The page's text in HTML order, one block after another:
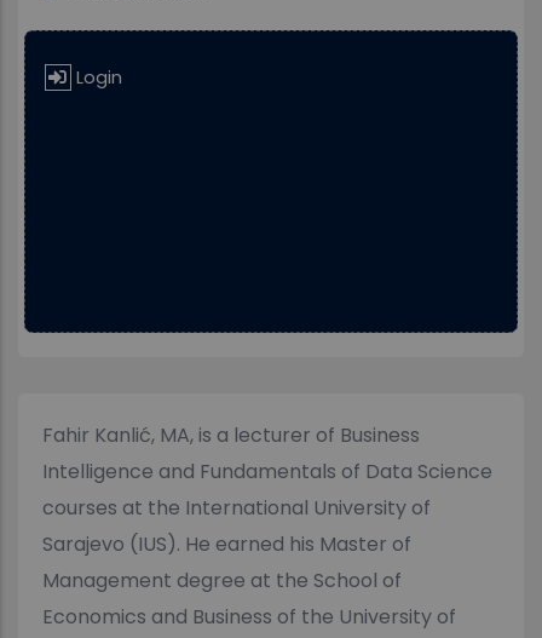
Login
Fahir Kanlić, MA, is a lecturer of Business
Intelligence and Fundamentals of Data Science
courses at the International University of
Sarajevo (IUS). He earned his Master of
Management degree at the School of
Economics and Business of the University of